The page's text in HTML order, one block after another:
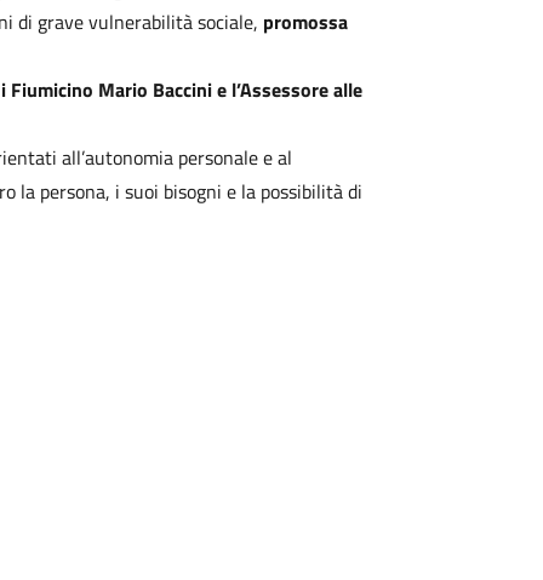
di grave vulnerabilità sociale, promossa
Mario Baccini e l’Assessore alle
all’autonomia personale e al
la persona, i suoi bisogni e la possibilità di